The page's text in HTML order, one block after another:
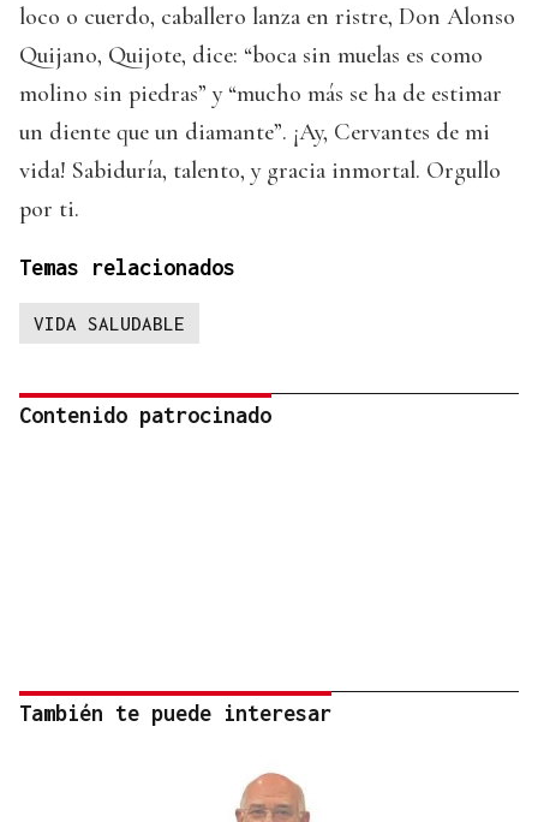
loco o cuerdo, caballero lanza en ristre, Don Alonso
Quijano, Quijote, dice: “boca sin muelas es como
molino sin piedras” y “mucho más se ha de estimar
un diente que un diamante”. ¡Ay, Cervantes de mi
vida! Sabiduría, talento, y gracia inmortal. Orgullo
por ti.
Temas relacionados
VIDA SALUDABLE
Contenido patrocinado
También te puede interesar